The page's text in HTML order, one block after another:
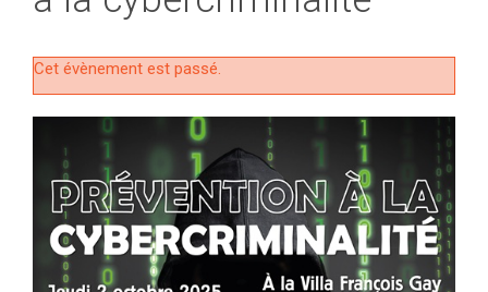
Cet évènement est passé.